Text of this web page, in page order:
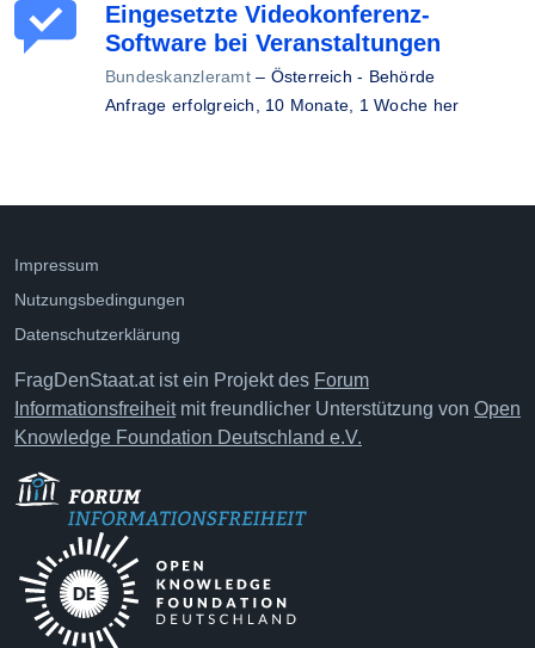
Eingesetzte Videokonferenz-
Software bei Veranstaltungen
Bundeskanzleramt– Österreich - Behörde
Anfrage erfolgreich, 10 Monate, 1 Woche her
Impressum
Nutzungsbedingungen
Datenschutzerklärung
FragDenStaat.at ist ein Projekt des Forum
Informationsfreiheitmit freundlicher Unterstützung von Open
Knowledge Foundation Deutschland e.V.